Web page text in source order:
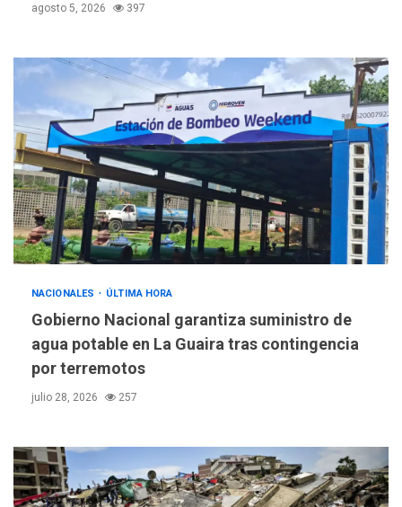
agosto 5, 2026 397
NACIONALES ÚLTIMA HORA
Gobierno Nacional garantiza suministro de
agua potable en La Guaira tras contingencia
por terremotos
julio 28, 2026 257